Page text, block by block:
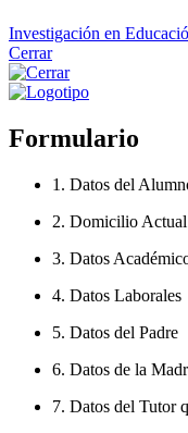
Investigación en
Cerrar
Formulario
1. Datos del
2. Domicilio Actual
3. Datos
4. Datos Laborales
5. Datos del Padre
6. Datos de la
7. Datos del Tutor